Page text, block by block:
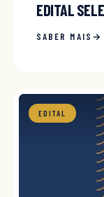
EDITAL
SABER MAIS
EDITAL